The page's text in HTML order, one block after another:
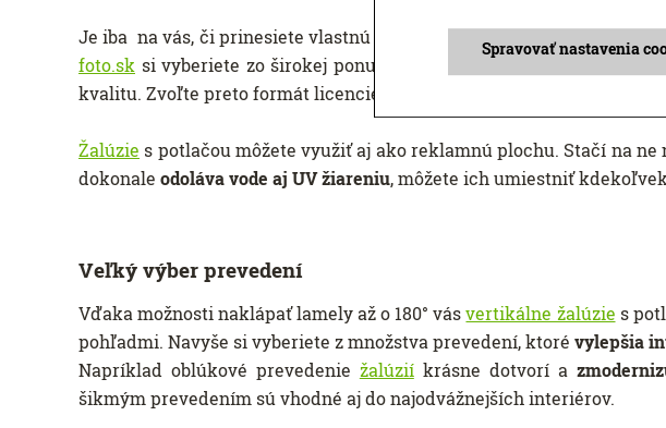
Je iba na vás, či prinesiete vlastnú fotografiu alebo si vyberiete z
foto.sk si vyberiete zo širokej ponuky fotografií a ilustrácií. Pri
kvalitu. Zvoľte preto formát licencie "XXL" pri fotografií, prípadne "V"
Žalúzie s potlačou môžete využiť aj ako reklamnú plochu. Stačí na
dokonale odoláva vode aj UV žiareniu, môžete ich umiestniť
Veľký výber prevedení
Vďaka možnosti naklápať lamely až o 180° vásvertikálne žalúzie s
pohľadmi. Navyše si vyberiete z množstva prevedení, ktoré vylepšia
Napríklad oblúkové prevedenie žalúziíkrásne dotvorí a
šikmým prevedením sú vhodné aj do najodvážnejších interiérov.
Spravovať nastavenia